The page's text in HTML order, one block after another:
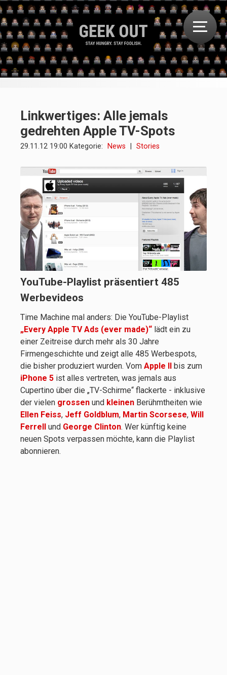
Linkwertiges: Alle jemals
gedrehten Apple TV-Spots
29.11.12 19:00 Kategorie: News Stories
YouTube-Playlist präsentiert 485
Werbevideos
Time Machine mal anders: Die YouTube-Playlist
„Every Apple TV Ads (ever made)“ lädt ein zu
einer Zeitreise durch mehr als 30 Jahre
Firmengeschichte und zeigt alle 485 Werbespots,
die bisher produziert wurden. Vom Apple II bis zum
iPhone 5 ist alles vertreten, was jemals aus
Cupertino über die „TV-Schirme“ flackerte - inklusive
der vielen grossen und kleinen Berühmtheiten wie
Ellen Feiss, Jeff Goldblum, Martin Scorsese, Will
Ferrell und George Clinton. Wer künftig keine
neuen Spots verpassen möchte, kann die Playlist
abonnieren.